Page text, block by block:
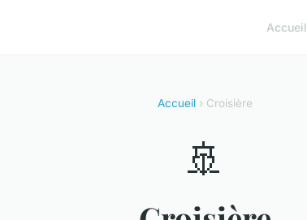
Accueil
Accueil› Croisière
🚢